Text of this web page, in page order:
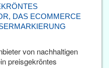
DAS ECOMMERCE
von nachhaltigen
preisgekröntes